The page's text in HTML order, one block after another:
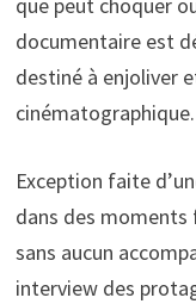
que peut choquer
documentaire est
destiné à enjoliver
cinématographique.
Exception faite
dans des moments
sans aucun
interview des